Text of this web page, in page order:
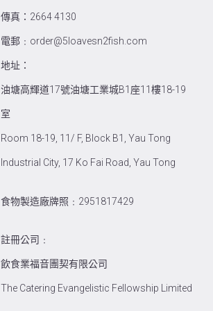
傳真：2664 4130
電郵﹕order@5loavesn2fish.com
地址：
油塘高輝道17號油塘工業城B1座11樓18-19
室
Room 18-19, 11/ F, Block B1, Yau Tong
Industrial City, 17 Ko Fai Road, Yau Tong
食物製造廠牌照﹕2951817429
註冊公司﹕
飲食業福音團契有限公司
The Catering Evangelistic Fellowship Limited